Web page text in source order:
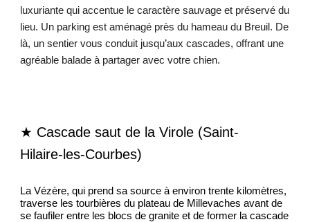
luxuriante qui accentue le caractère sauvage et préservé du
lieu. Un parking est aménagé près du hameau du Breuil. De
là, un sentier vous conduit jusqu’aux cascades, offrant une
agréable balade à partager avec votre chien.
★ Cascade saut de la Virole (Saint-
Hilaire-les-Courbes)
La Vézère, qui prend sa source à environ trente kilomètres,
traverse les tourbières du plateau de Millevaches avant de
se faufiler entre les blocs de granite et de former la cascade